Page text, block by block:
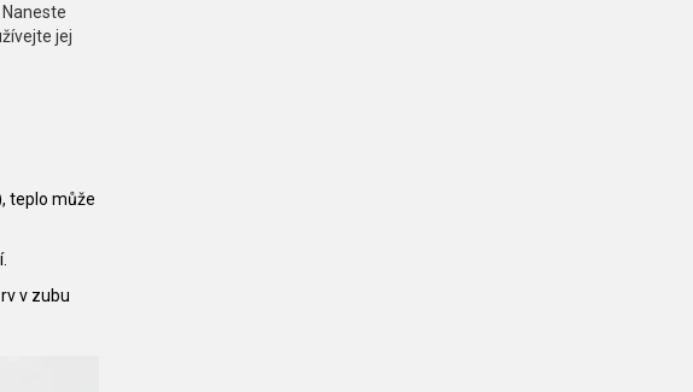
jej
teplo může
v zubu